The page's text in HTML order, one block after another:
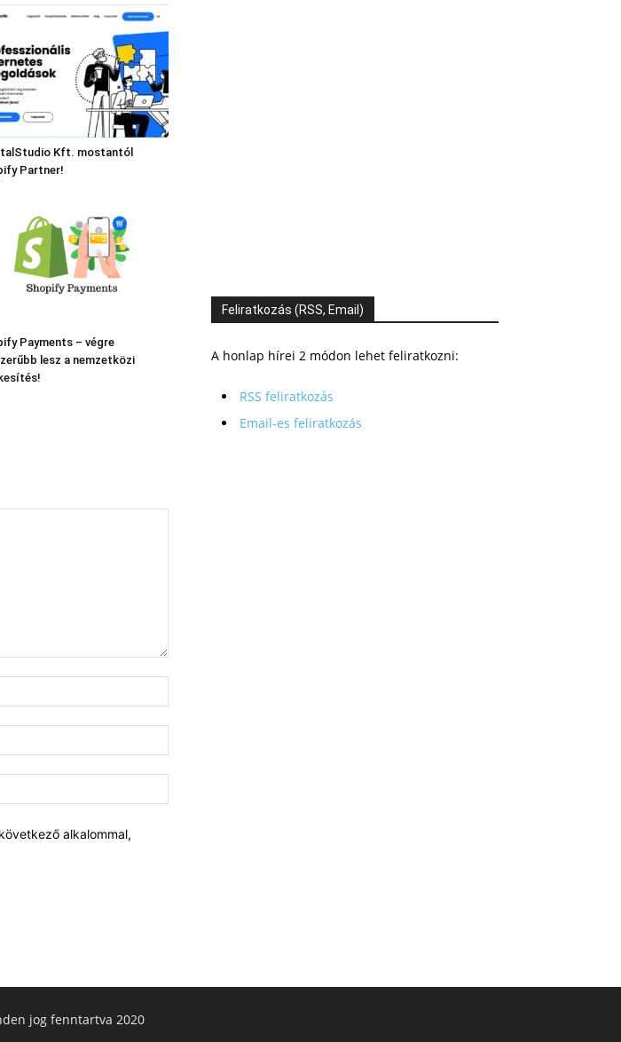
Kft. mostantól
Partner!
Payments – végre
lesz a nemzetközi
alkalommal,
Feliratkozás (RSS, Email)
A honlap hírei 2 módon lehet feliratkozni:
RSS feliratkozás
Email-es feliratkozás
jog fenntartva 2020